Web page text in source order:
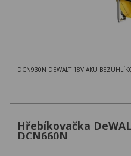
Hřebíkovačka
DCN660N